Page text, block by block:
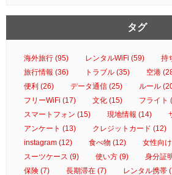
タグ
海外旅行 (95) レンタルWiFi (59)
持
旅行情報 (36)
トラブル (35) 空港
便利 (26)
データ通信 (25) ルール
フリーWiFi (17)
文化 (15)
フライト
スマートフォン (15)
現地情報 (14)
アンケート (13)
クレジットカード (12)
instagram (12)
食べ物 (12) 女性向
スーツケース (9)
使い方 (9) 身分証
保険 (7)
長期滞在 (7) レンタル携帯